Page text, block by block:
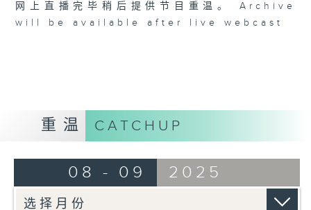
网上直播完毕稍后提供节目重温。 Archive
will be available after live webcast
重温 CATCHUP
08 - 09 2025